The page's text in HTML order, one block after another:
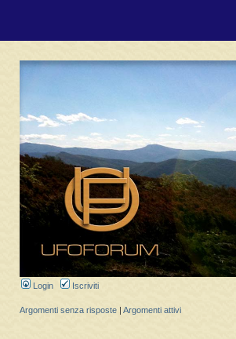
Login Iscriviti
Argomenti senza risposte Argomenti attivi